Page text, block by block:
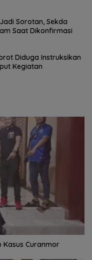
Sorotan, Sekda
Saat Dikonfirmasi
Diduga Instruksikan
Kegiatan
Kasus Curanmor